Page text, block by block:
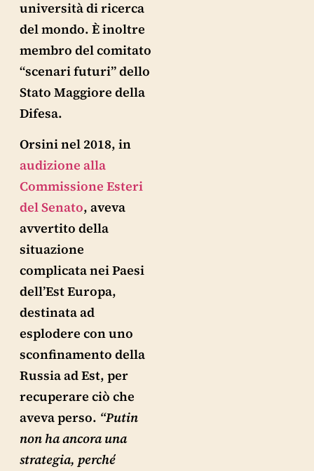
università di ricerca
del mondo. È inoltre
membro del comitato
“scenari futuri” dello
Stato Maggiore della
Difesa.
Orsini nel 2018, in
audizione alla
Commissione Esteri
del Senato, aveva
avvertito della
situazione
complicata nei Paesi
dell’Est Europa,
destinata ad
esplodere con uno
sconfinamento della
Russia ad Est, per
recuperare ciò che
aveva perso. “Putin
non ha ancora una
strategia, perché